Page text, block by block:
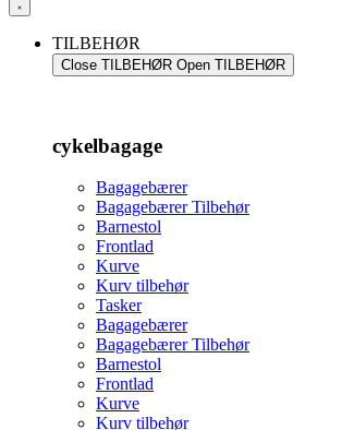
TILBEHØR
Close TILBEHØR Open TILBEHØR
cykelbagage
Bagagebærer
Bagagebærer Tilbehør
Barnestol
Frontlad
Kurve
Kurv tilbehør
Tasker
Bagagebærer
Bagagebærer Tilbehør
Barnestol
Frontlad
Kurve
Kurv tilbehør